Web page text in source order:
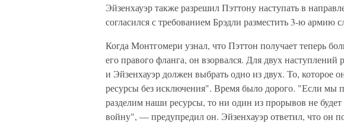
Эйзенхауэр также разрешил Пэттону наступать в
согласился с требованием Брэдли разместить 3-ю армию
Когда Монтгомери узнал, что Пэттон получает теперь
его правого фланга, он взорвался. Для двух
и Эйзенхауэр должен выбрать одно из двух. То, которое
ресурсы без исключения". Время было дорого. "Если мы
разделим наши ресурсы, то ни один из прорывов не
войну", — предупредил он. Эйзенхауэр ответил, что он